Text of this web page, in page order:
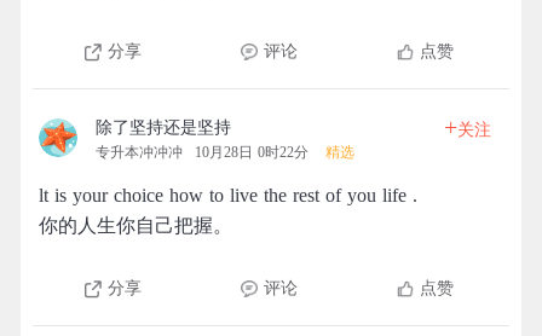
分享 评论 点赞
除了坚持还是坚持
专升本冲冲冲 10月28日 0时22分 精选
+关注
lt is your choice how to live the rest of you life .
你的人生你自己把握。
分享 评论 点赞